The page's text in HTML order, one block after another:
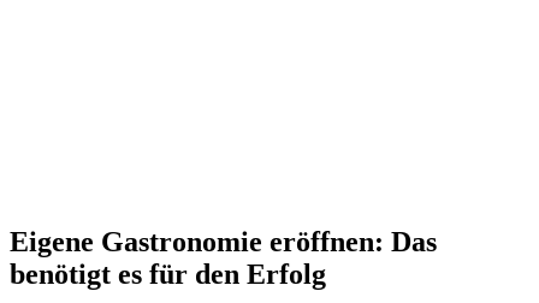
Eigene Gastronomie eröffnen: Das
benötigt es für den Erfolg